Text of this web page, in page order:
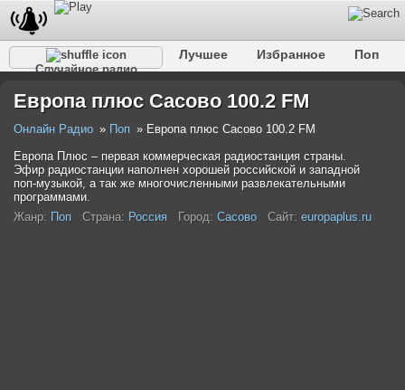
Случайное радио
Лучшее Избранное
Поп
Разговорное
Рэп Транс Дип-хаус
Европа плюс Сасово 100.2 FM
Онлайн Радио Поп
Европа плюс Сасово 100.2 FM
Европа Плюс – первая коммерческая радиостанция страны.
Эфир радиостанции наполнен хорошей российской и западной
поп-музыкой, а так же многочисленными развлекательными
программами.
Жанр: Поп Страна: Россия Город: Сасово Сайт: europaplus.ru